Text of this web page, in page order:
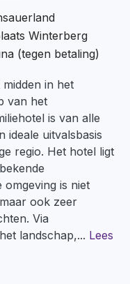
Winterberg
(tegen betaling)
in het
van het
is van alle
ideale uitvalsbasis
regio. Het hotel ligt
is niet
ook zeer
Via
landschap,... Lees